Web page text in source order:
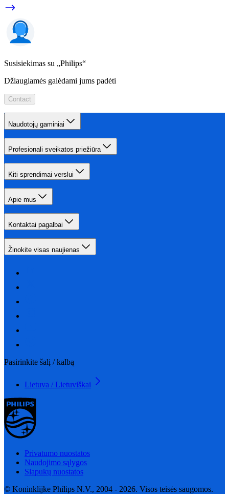
Susisiekimas su „Philips“
Džiaugiamės galėdami jums padėti
Contact
Naudotojų gaminiai
Profesionali sveikatos priežiūra
Kiti sprendimai verslui
Apie mus
Kontaktai pagalbai
Žinokite visas naujienas
Pasirinkite šalį / kalbą
Lietuva / Lietuviškai
Privatumo nuostatos
Naudojimo sąlygos
Slapukų nuostatos
© Koninklijke Philips N.V., 2004 - 2026. Visos teisės saugomos.